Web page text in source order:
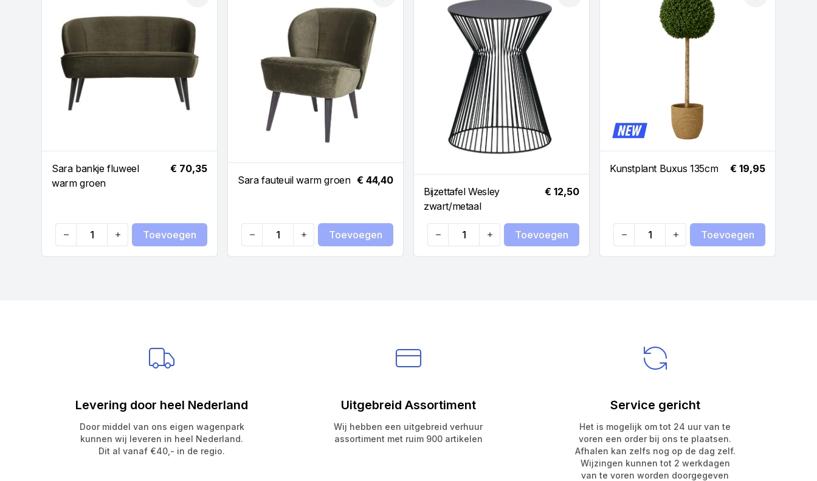
Sara bankje fluweel
warm groen
€ 70,35
Quantity
Toevoegen
Sara fauteuil warm groen € 44,40
Quantity
Toevoegen
Bijzettafel Wesley
zwart/metaal
€ 12,50
Quantity
Toevoegen
Kunstplant Buxus 135cm € 19,95
Quantity
Toevoegen
Levering door heel Nederland
Door middel van ons eigen wagenpark
kunnen wij leveren in heel Nederland.
Dit al vanaf €40,- in de regio.
Uitgebreid Assortiment
Wij hebben een uitgebreid verhuur
assortiment met ruim 900 artikelen
Service gericht
Het is mogelijk om tot 24 uur van te
voren een order bij ons te plaatsen.
Afhalen kan zelfs nog op de dag zelf.
Wijzingen kunnen tot 2 werkdagen
van te voren worden doorgegeven